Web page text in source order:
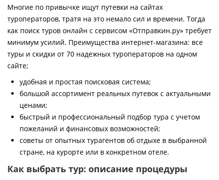
Многие по привычке ищут путевки на сайтах
туроператоров, тратя на это немало сил и времени. Тогда
как поиск туров онлайн с сервисом «Отправкин.ру» требует
минимум усилий. Преимущества интернет-магазина: все
туры и скидки от 70 надежных туроператоров на одном
сайте;
удобная и простая поисковая система;
большой ассортимент реальных путевок с актуальными
ценами;
быстрый и профессиональный подбор тура с учетом
пожеланий и финансовых возможностей;
советы от опытных турагентов об отдыхе в выбранной
стране, на курорте или в конкретном отеле.
Как выбрать тур: описание процедуры